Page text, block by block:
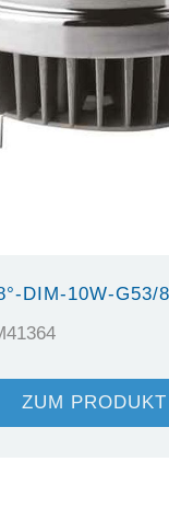
DIM-10W-G53/
ZUM PRODUKT